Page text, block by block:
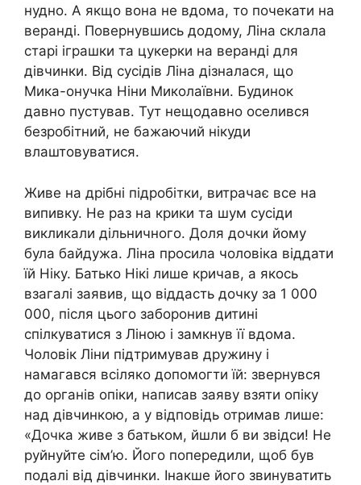
нудно. А якщо вона не вдома, то почекати на
веранді. Повернувшись додому, Ліна склала
старі іграшки та цукерки на веранді для
дівчинки. Від сусідів Ліна дізналася, що
Мика-онучка Ніни Миколаївни. Будинок
давно пустував. Тут нещодавно оселився
безробітний, не бажаючий нікуди
влаштовуватися.
Живе на дрібні підробітки, витрачає все на
випивку. Не раз на крики та шум сусіди
викликали дільничного. Доля дочки йому
була байдужа. Ліна просила чоловіка віддати
їй Ніку. Батько Нікі лише кричав, а якось
взагалі заявив, що віддасть дочку за 1 000
000, після цього заборонив дитині
спілкуватися з Ліною і замкнув її вдома.
Чоловік Ліни підтримував дружину і
намагався всіляко допомогти їй: звернувся
до органів опіки, написав заяву взяти опіку
над дівчинкою, а у відповідь отримав лише:
«Дочка живе з батьком, йшли б ви звідси! Не
руйнуйте сім’ю. Його попередили, щоб був
подалі від дівчинки. Інакше його звинуватить